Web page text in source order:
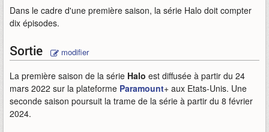
Dans le cadre d'une première saison, la série Halo doit compter
dix épisodes.
Sortie modifier
La première saison de la série Halo est diffusée à partir du 24
mars 2022 sur la plateforme Paramount+ aux Etats-Unis. Une
seconde saison poursuit la trame de la série à partir du 8 février
2024.